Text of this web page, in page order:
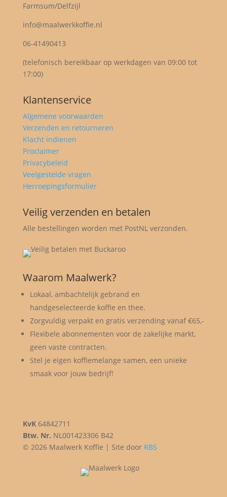
Farmsum/Delfzijl
info@maalwerkkoffie.nl
06-41490413
(telefonisch bereikbaar op werkdagen van 09:00 tot
17:00)
Klantenservice
Algemene voorwaarden
Verzenden en retourneren
Klacht indienen
Proclaimer
Privacybeleid
Veelgestelde vragen
Herroepingsformulier
Veilig verzenden en betalen
Alle bestellingen worden met PostNL verzonden.
Waarom Maalwerk?
Lokaal, ambachtelijk gebrand en
handgeselecteerde koffie en thee.
Zorgvuldig verpakt en gratis verzending vanaf €65,-
Flexibele abonnementen voor de zakelijke markt,
geen vaste contracten.
Stel je eigen koffiemelange samen, een unieke
smaak voor jouw bedrijf!
KvK64842711
Btw. Nr. NL001423306 B42
© 2026 Maalwerk Koffie | Site door RBS